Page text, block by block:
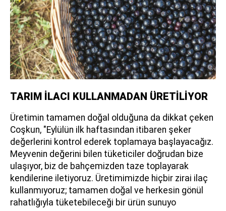
TARIM İLACI KULLANMADAN ÜRETİLİYOR
Üretimin tamamen doğal olduğuna da dikkat çeken
Coşkun, "Eylülün ilk haftasından itibaren şeker
değerlerini kontrol ederek toplamaya başlayacağız.
Meyvenin değerini bilen tüketiciler doğrudan bize
ulaşıyor, biz de bahçemizden taze toplayarak
kendilerine iletiyoruz. Üretimimizde hiçbir zirai ilaç
kullanmıyoruz; tamamen doğal ve herkesin gönül
rahatlığıyla tüketebileceği bir ürün sunuyo